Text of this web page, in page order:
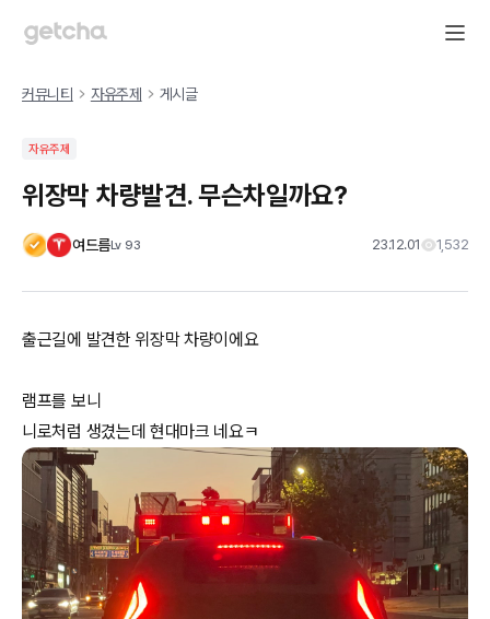
커뮤니티 자유주제 게시글
자유주제
위장막 차량발견. 무슨차일까요?
여드름Lv 93 23.12.01 1,532
출근길에 발견한 위장막 차량이에요
램프를 보니
니로처럼 생겼는데 현대마크 네요ㅋ